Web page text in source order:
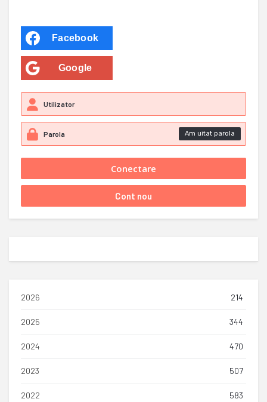
Facebook
Google
Am uitat parola
2026 214
2025 344
2024 470
2023 507
2022 583